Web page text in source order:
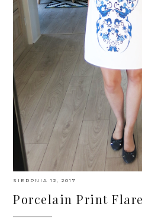
SIERPNIA 12, 2017
Porcelain Print